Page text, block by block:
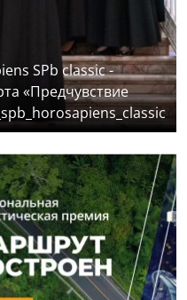
SPb classic -
«Предчувствие